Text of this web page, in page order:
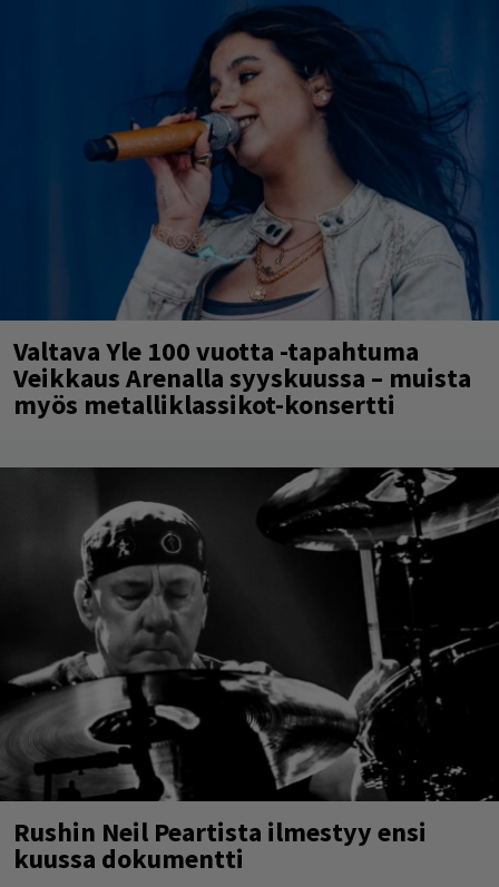
Valtava Yle 100 vuotta -tapahtuma
Veikkaus Arenalla syyskuussa – muista
myös metalliklassikot-konsertti
Rushin Neil Peartista ilmestyy ensi
kuussa dokumentti